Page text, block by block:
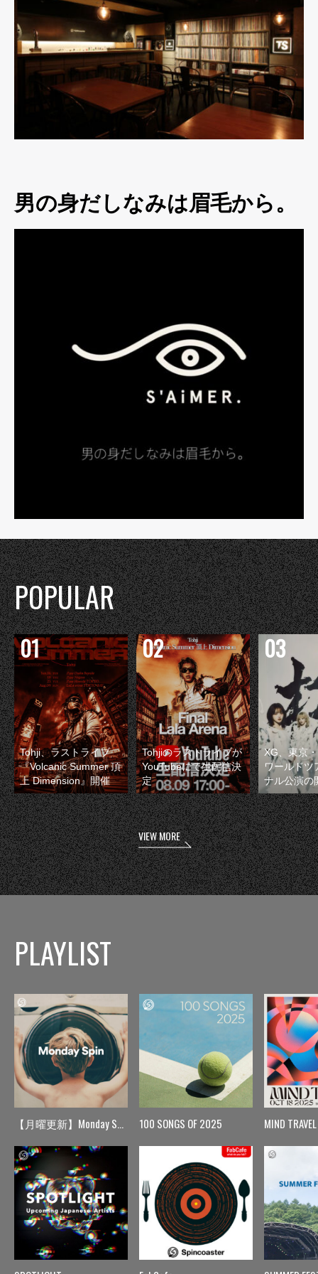
男の身だしなみは眉毛から。
POPULAR
Tohji、ラストライブ
『Volcanic Summer 頂
上 Dimension』開催
Tohjiのラストライブが
YouTubeにて生配信決
定
XG、東京
ワールドツ
ナル公演の
VIEW MORE
PLAYLIST
【月曜更新】Monday Spin 100 SONGS OF 2025 MIND TRAVEL